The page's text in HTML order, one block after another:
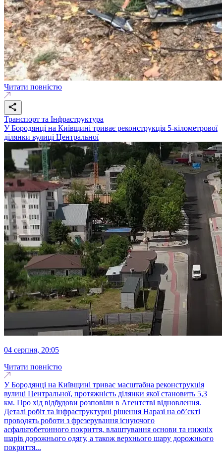
Читати повністю
Транспорт та Інфраструктура
У Бородянці на Київщині триває реконструкція 5-кілометрової
ділянки вулиці Центральної
04 серпня, 20:05
Читати повністю
У Бородянці на Київщині триває масштабна реконструкція
вулиці Центральної, протяжність ділянки якої становить 5,3
км. Про хід відбудови розповіли в Агентстві відновлення.
Деталі робіт та інфраструктурні рішення Наразі на об’єкті
проводять роботи з фрезерування існуючого
асфальтобетонного покриття, влаштування основи та нижніх
шарів дорожнього одягу, а також верхнього шару дорожнього
покриття...